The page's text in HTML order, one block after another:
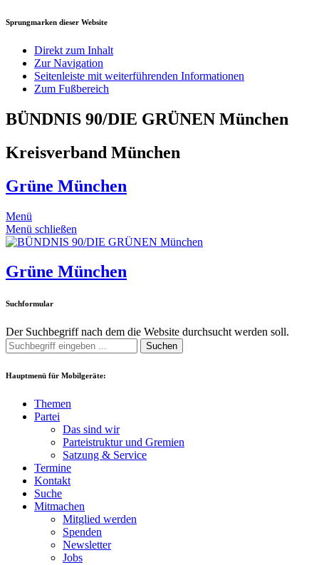
Sprungmarken dieser Website
Direkt zum Inhalt
Zur Navigation
Seitenleiste mit weiterführenden Informationen
Zum Fußbereich
BÜNDNIS 90/DIE GRÜNEN München
Kreisverband München
Grüne München
Menü
Menü schließen
Grüne München
Suchformular
Der Suchbegriff nach dem die Website durchsucht werden soll.
Suchen
Hauptmenü für Mobilgeräte:
Themen
Partei
Das sind wir
Parteistruktur und Gremien
Satzung & Service
Termine
Kontakt
Suche
Mitmachen
Mitglied werden
Spenden
Newsletter
Jobs